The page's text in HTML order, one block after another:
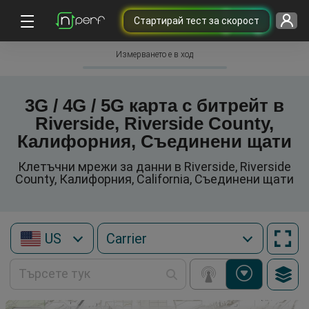
Cтартирай тест за скорост
Измерването е в ход
3G / 4G / 5G карта с битрейт в
Riverside, Riverside County,
Калифорния, Съединени щати
Клетъчни мрежи за данни в Riverside, Riverside
County, Калифорния, California, Съединени щати
US